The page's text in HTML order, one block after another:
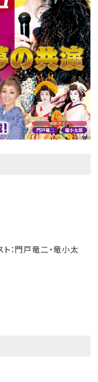
：門戸竜二・竜小太